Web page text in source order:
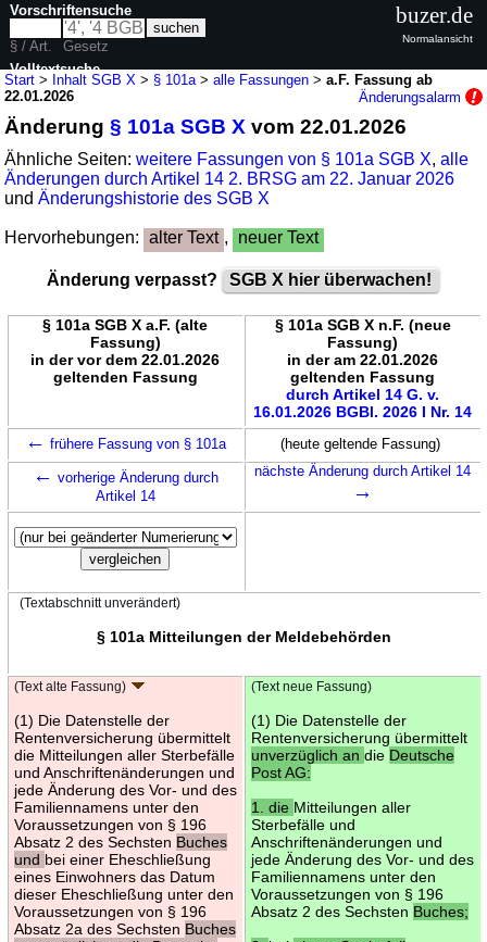
Start > Inhalt SGB X > § 101a >alle Fassungen >a.F. Fassung ab
22.01.2026
Änderungsalarm
Änderung§ 101a SGB X vom 22.01.2026
Ähnliche Seiten:weitere Fassungen von § 101a SGB X,alle
Änderungen durch Artikel 14 2. BRSG am 22. Januar 2026
undÄnderungshistorie des SGB X
Hervorhebungen: alter Text , neuer Text
Änderung verpasst? SGB X hier überwachen!
§ 101a SGB X a.F. (alte
Fassung)
in der vor dem 22.01.2026
geltenden Fassung
§ 101a SGB X n.F. (neue
Fassung)
in der am 22.01.2026
geltenden Fassung
durch Artikel 14 G. v.
16.01.2026 BGBl. 2026 I Nr. 14
← frühere Fassung von § 101a (heute geltende Fassung)
← vorherige Änderung durch
Artikel 14
nächste Änderung durch Artikel 14
→
(Textabschnitt unverändert)
§ 101a Mitteilungen der Meldebehörden
(Text alte Fassung)
(1) Die Datenstelle der
Rentenversicherung übermittelt
die Mitteilungen aller Sterbefälle
und Anschriftenänderungen und
jede Änderung des Vor- und des
Familiennamens unter den
Voraussetzungen von § 196
Absatz 2 des Sechsten Buches
und bei einer Eheschließung
eines Einwohners das Datum
dieser Eheschließung unter den
Voraussetzungen von § 196
Absatz 2a des Sechsten Buches
(Text neue Fassung)
(1) Die Datenstelle der
Rentenversicherung übermittelt
unverzüglich an die Deutsche
Post AG:
1. die Mitteilungen aller
Sterbefälle und
Anschriftenänderungen und
jede Änderung des Vor- und des
Familiennamens unter den
Voraussetzungen von § 196
Absatz 2 des Sechsten Buches;
Vorschriftensuche
§ / Art.
Gesetz
Volltextsuche
buzer.de
Normalansicht